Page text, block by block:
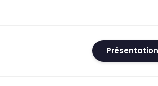
Présentation